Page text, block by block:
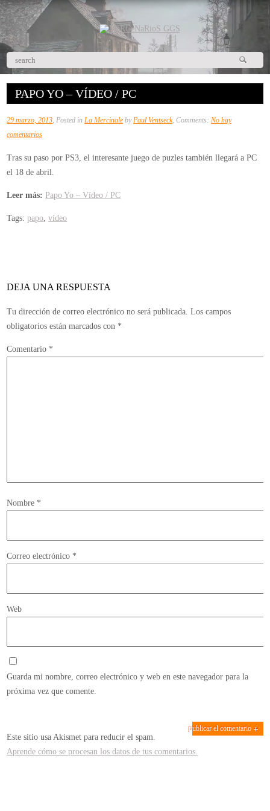
PAPO YO – VÍDEO / PC
29 marzo, 2013, Posted inLa Mercinale byPaul Ventseck, Comments:No hay
comentariosen
Yo
–
Vídeo
PC
Tras su paso por PS3, el interesante juego de puzles también llegará a PC
el 18 de abril.
Leer más: Papo Yo – Vídeo / PC
Tags:papo,vídeo
DEJA UNA RESPUESTA
Tu dirección de correo electrónico no será publicada. Los campos
obligatorios están marcados con *
Comentario *
Nombre *
Correo electrónico *
Web
Guarda mi nombre, correo electrónico y web en este navegador para la
próxima vez que comente.
Este sitio usa Akismet para reducir el spam.
Aprende cómo se procesan los datos de tus comentarios.